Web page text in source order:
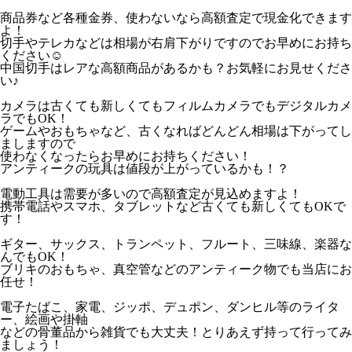
商品券など各種金券、使わないなら高額査定で現金化できます
よ！
切手やテレカなどは相場が右肩下がりですのでお早めにお持ち
ください☺
中国切手はレアな高額商品があるかも？お気軽にお見せくださ
い♪
カメラは古くても新しくてもフィルムカメラでもデジタルカメ
ラでもOK！
ゲームやおもちゃなど、古くなればどんどん相場は下がってし
ましますので
使わなくなったらお早めにお持ちください！
アンティークの玩具は値段が上がっているかも！？
電動工具は需要が多いので高額査定が見込めますよ！
携帯電話やスマホ、タブレットなど古くても新しくてもOKで
す！
ギター、サックス、トランペット、フルート、三味線、楽器な
んでもOK！
ブリキのおもちゃ、真空管などのアンティーク物でも当店にお
任せ！
電子たばこ、家電、ジッポ、デュポン、ダンヒル等のライタ
ー、絵画や掛軸
などの骨董品から雑貨でも大丈夫！とりあえず持って行ってみ
ましょう！